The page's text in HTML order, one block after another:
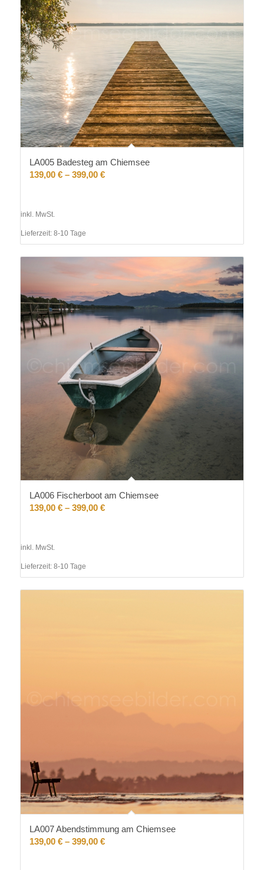
LA005 Badesteg am Chiemsee
139,00 €– 399,00 €
inkl. MwSt.
Lieferzeit: 8-10 Tage
LA006 Fischerboot am Chiemsee
139,00 €– 399,00 €
inkl. MwSt.
Lieferzeit: 8-10 Tage
LA007 Abendstimmung am Chiemsee
139,00 €– 399,00 €